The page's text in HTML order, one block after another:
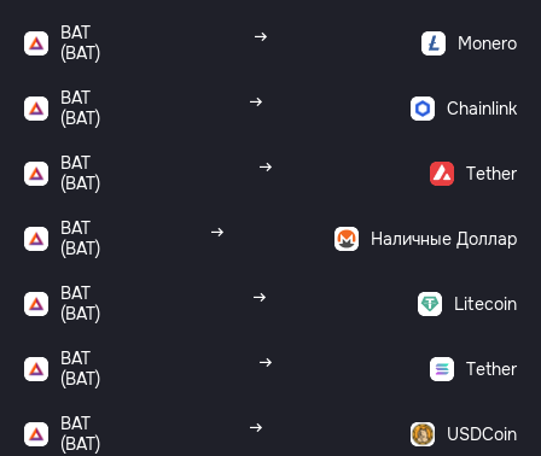
BAT
(BAT)
Monero
BAT
(BAT)
Chainlink
BAT
(BAT)
Tether
BAT
(BAT)
Наличные Доллар
BAT
(BAT)
Litecoin
BAT
(BAT)
Tether
BAT
(BAT)
USDCoin